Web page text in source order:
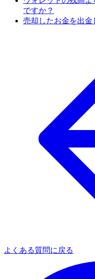
ですか？
売却したお金を出金
よくある質問に戻る